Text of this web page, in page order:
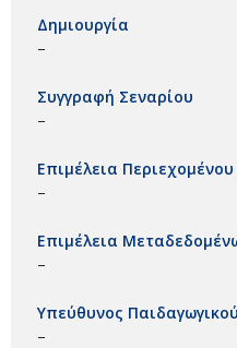
Δημιουργία
–
Συγγραφή Σεναρίου
–
Επιμέλεια Περιεχομένου
–
Επιμέλεια
–
Υπεύθυνος
–